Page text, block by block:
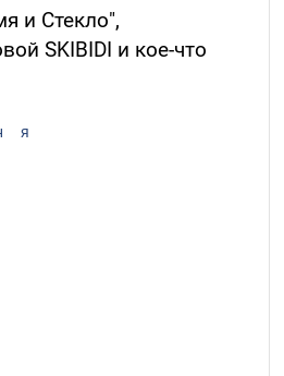
и Стекло",
SKIBIDI и кое-что